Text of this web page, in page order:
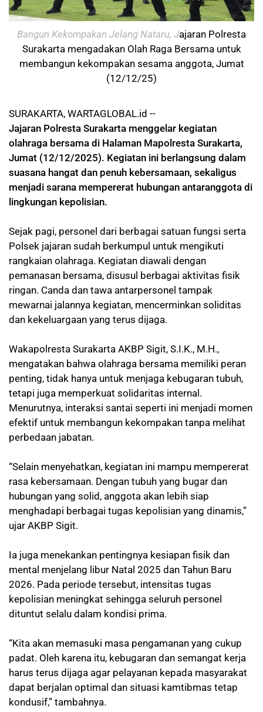
Bangun Kekompakan Jelang Nataru, Jajaran Polresta
Surakarta mengadakan Olah Raga Bersama untuk
membangun kekompakan sesama anggota, Jumat
(12/12/25)
SURAKARTA, WARTAGLOBAL.id --
Jajaran Polresta Surakarta menggelar kegiatan
olahraga bersama di Halaman Mapolresta Surakarta,
Jumat (12/12/2025). Kegiatan ini berlangsung dalam
suasana hangat dan penuh kebersamaan, sekaligus
menjadi sarana mempererat hubungan antaranggota di
lingkungan kepolisian.
Sejak pagi, personel dari berbagai satuan fungsi serta
Polsek jajaran sudah berkumpul untuk mengikuti
rangkaian olahraga. Kegiatan diawali dengan
pemanasan bersama, disusul berbagai aktivitas fisik
ringan. Canda dan tawa antarpersonel tampak
mewarnai jalannya kegiatan, mencerminkan soliditas
dan kekeluargaan yang terus dijaga.
Wakapolresta Surakarta AKBP Sigit, S.I.K., M.H.,
mengatakan bahwa olahraga bersama memiliki peran
penting, tidak hanya untuk menjaga kebugaran tubuh,
tetapi juga memperkuat solidaritas internal.
Menurutnya, interaksi santai seperti ini menjadi momen
efektif untuk membangun kekompakan tanpa melihat
perbedaan jabatan.
“Selain menyehatkan, kegiatan ini mampu mempererat
rasa kebersamaan. Dengan tubuh yang bugar dan
hubungan yang solid, anggota akan lebih siap
menghadapi berbagai tugas kepolisian yang dinamis,”
ujar AKBP Sigit.
Ia juga menekankan pentingnya kesiapan fisik dan
mental menjelang libur Natal 2025 dan Tahun Baru
2026. Pada periode tersebut, intensitas tugas
kepolisian meningkat sehingga seluruh personel
dituntut selalu dalam kondisi prima.
“Kita akan memasuki masa pengamanan yang cukup
padat. Oleh karena itu, kebugaran dan semangat kerja
harus terus dijaga agar pelayanan kepada masyarakat
dapat berjalan optimal dan situasi kamtibmas tetap
kondusif,” tambahnya.